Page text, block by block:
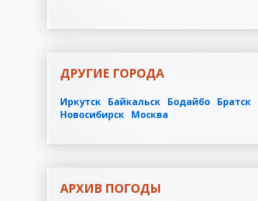
ДРУГИЕ ГОРОДА
Иркутск Байкальск Бодайбо Братск
Новосибирск Москва
АРХИВ ПОГОДЫ